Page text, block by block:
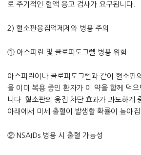
로 주기적인 혈액 응고 검사가 요구됩니다.
2) 혈소판응집억제제와 병용 주의
① 아스피린 및 클로피도그렐 병용 위험
아스피린이나 클로피도그렐과 같이 혈소판
을 이미 복용 중인 환자가 이 약을 함께 먹
니다. 혈소판의 응집 차단 효과가 과도하게
아래에서 미세 출혈이 발생할 확률이 높아집
② NSAIDs 병용 시 출혈 가능성